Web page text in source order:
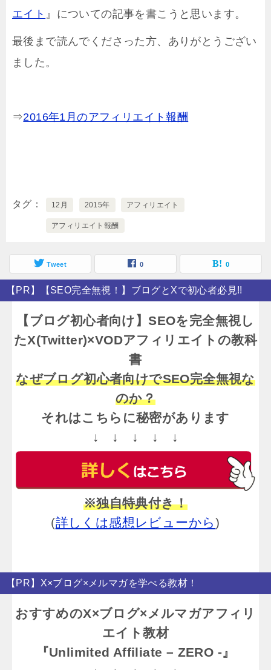
エイト 』についての記事を書こうと思います。
最後まで読んでくださった方、ありがとうござい
ました。
⇒2016年1月のアフィリエイト報酬
タグ 12月 2015年 アフィリエイト
アフィリエイト報酬
Tweet 0 0
【PR】【SEO完全無視！】ブログとXで初心者必見!!
【ブログ初心者向け】SEOを完全無視し
たX(Twitter)×VODアフィリエイトの教科
書
なぜブログ初心者向けでSEO完全無視な
のか？
それはこちらに秘密があります
↓ ↓ ↓ ↓ ↓
※独自特典付き！
(詳しくは感想レビューから)
【PR】X×ブログ×メルマガを学べる教材！
おすすめのX×ブログ×メルマガアフィリ
エイト教材
『Unlimited Affiliate – ZERO -』